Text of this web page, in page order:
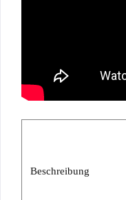
Beschreibung